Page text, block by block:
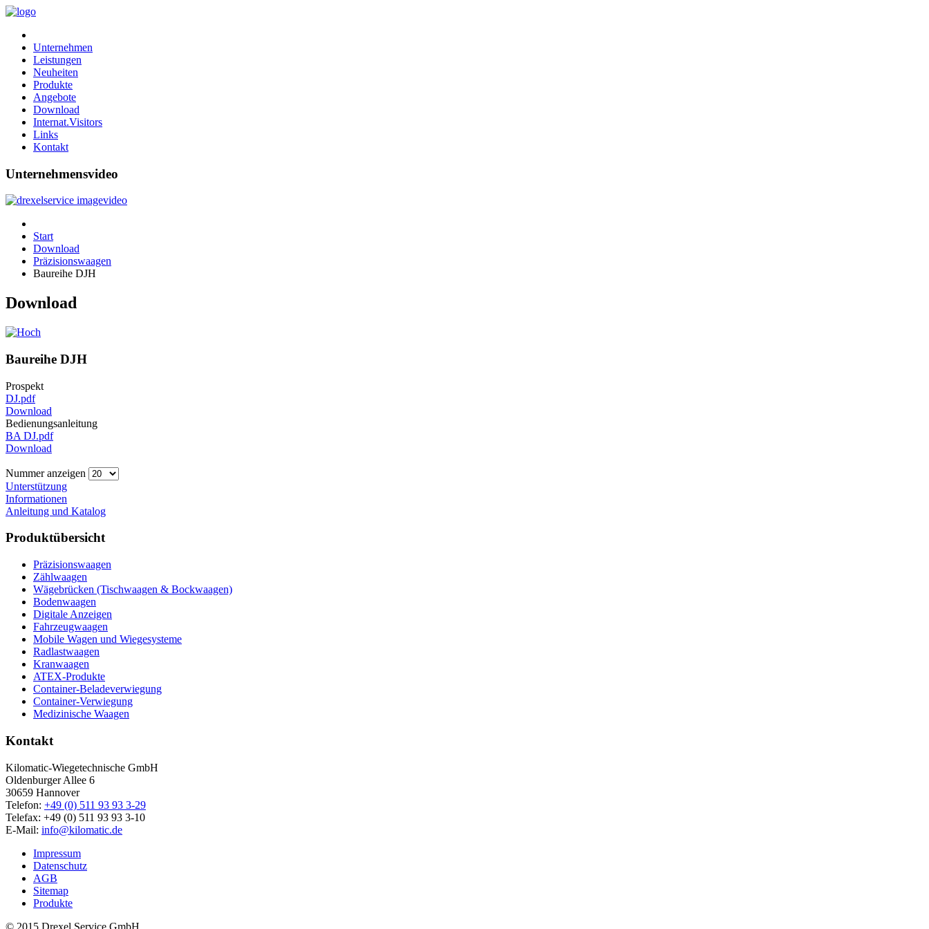
Unternehmen
Leistungen
Neuheiten
Produkte
Angebote
Download
Internat.Visitors
Links
Kontakt
Unternehmensvideo
Start
Download
Präzisionswaagen
Baureihe DJH
Download
Baureihe DJH
Prospekt
DJ.pdf
Download
Bedienungsanleitung
BA DJ.pdf
Download
Nummer anzeigen
Unterstützung
Informationen
Anleitung und Katalog
Produktübersicht
Präzisionswaagen
Zählwaagen
Wägebrücken (Tischwaagen & Bockwaagen)
Bodenwaagen
Digitale Anzeigen
Fahrzeugwaagen
Mobile Wagen und Wiegesysteme
Radlastwaagen
Kranwaagen
ATEX-Produkte
Container-Beladeverwiegung
Container-Verwiegung
Medizinische Waagen
Kontakt
Kilomatic-Wiegetechnische GmbH
Oldenburger Allee 6
30659 Hannover
Telefon: +49 (0) 511 93 93 3-29
Telefax: +49 (0) 511 93 93 3-10
E-Mail: info@kilomatic.de
Impressum
Datenschutz
AGB
Sitemap
Produkte
© 2015 Drexel Service GmbH